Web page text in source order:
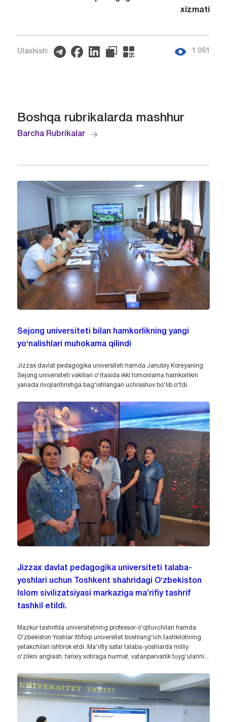
xizmati
Ulashish: 1 091
Boshqa rubrikalarda mashhur
Barcha Rubrikalar
Sejong universiteti bilan hamkorlikning yangi
yo‘nalishlari muhokama qilindi
Jizzax davlat pedagogika universiteti hamda Janubiy Koreyaning
Sejong universiteti vakillari o‘rtasida ikki tomonlama hamkorlikni
yanada rivojlantirishga bag‘ishlangan uchrashuv bo‘lib o‘tdi.
Jizzax davlat pedagogika universiteti talaba-
yoshlari uchun Toshkent shahridagi O‘zbekiston
Islom sivilizatsiyasi markaziga ma’rifiy tashrif
tashkil etildi.
Mazkur tashrifda universitetning professor-o‘qituvchilari hamda
O‘zbekiston Yoshlar ittifoqi universitet boshlang‘ich tashkilotining
yetakchilari ishtirok etdi. Ma’rifiy safar talaba-yoshlarda milliy
o‘zlikni anglash, tarixiy xotiraga hurmat, vatanparvarlik tuyg‘ularini...